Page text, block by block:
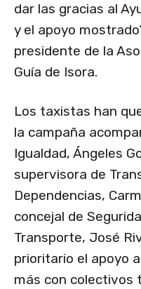
dar las gracias al
y el apoyo
presidente de la
Guía de Isora.
Los taxistas han
la campaña
Igualdad, Ángeles
supervisora de
Dependencias,
concejal de
Transporte, José
prioritario el apoyo
más con colectivos